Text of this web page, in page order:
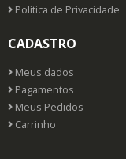
Política de Privacidade
CADASTRO
Meus dados
Pagamentos
Meus Pedidos
Carrinho